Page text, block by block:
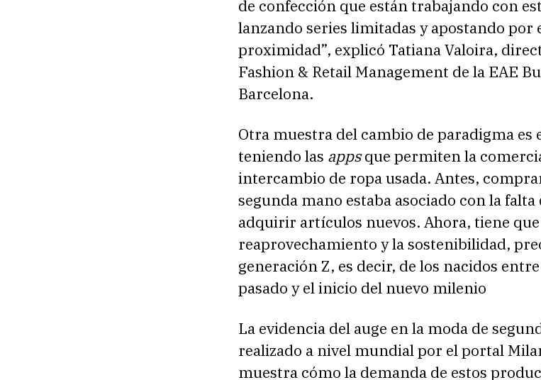
de confección que están trabajando con
lanzando series limitadas y apostando por
proximidad”, explicó Tatiana Valoira,
Fashion & Retail Management de la EAE
Barcelona.
Otra muestra del cambio de paradigma es
teniendo las appsque permiten la
intercambio de ropa usada. Antes,
segunda mano estaba asociado con la
adquirir artículos nuevos. Ahora, tiene
reaprovechamiento y la sostenibilidad,
generación Z, es decir, de los nacidos
pasado y el inicio del nuevo milenio
La evidencia del auge en la moda de
realizado a nivel mundial por el portal
muestra cómo la demanda de estos